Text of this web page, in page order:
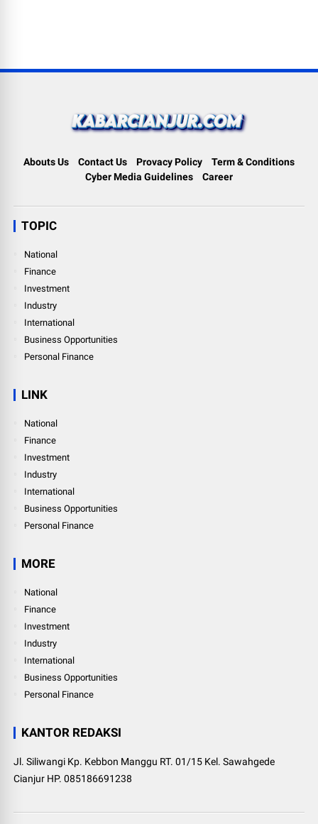
Abouts Us Contact Us Provacy Policy
Term & Conditions
Cyber Media Guidelines
Career
TOPIC
National
Finance
Investment
Industry
International
Business Opportunities
Personal Finance
LINK
National
Finance
Investment
Industry
International
Business Opportunities
Personal Finance
MORE
National
Finance
Investment
Industry
International
Business Opportunities
Personal Finance
KANTOR REDAKSI
Jl. Siliwangi Kp. Kebbon Manggu RT. 01/15 Kel. Sawahgede
Cianjur HP. 085186691238